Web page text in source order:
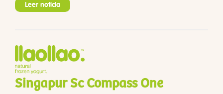
Leer noticia
Singapur Sc Compass One